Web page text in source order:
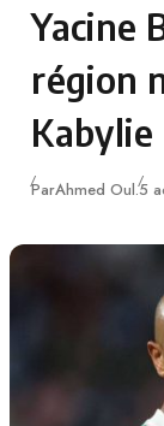
Yacine
région
Kabylie
ParAhmed Oul.5